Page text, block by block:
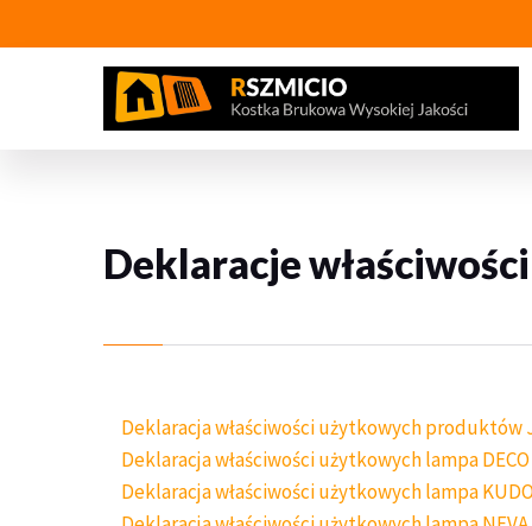
Deklaracje
Deklaracja właściwości użytkowych produktów
Deklaracja właściwości użytkowych lampa DECO
Deklaracja właściwości użytkowych lampa